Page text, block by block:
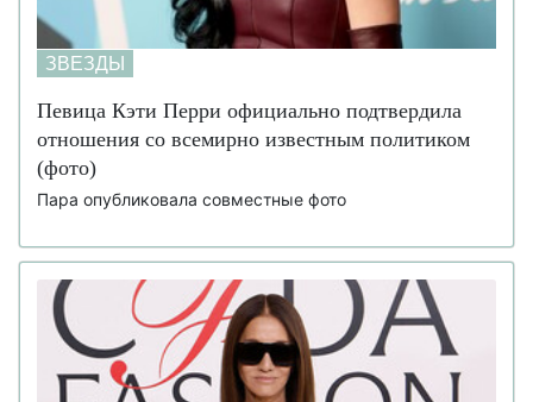
ЗВЕЗДЫ
Певица Кэти Перри официально подтвердила
отношения со всемирно известным политиком
(фото)
Пара опубликовала совместные фото